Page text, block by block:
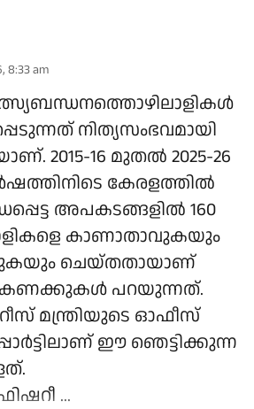
8:33 am
നിത്യസംഭവമായി
2015-16 മുതൽ 2025-26
കേരളത്തിൽ
അപകടങ്ങളിൽ 160
കാണാതാവുകയും
ചെയ്തതായാണ്
പറയുന്നത്.
മന്ത്രിയുടെ ഓഫീസ്
ഈ ഞെട്ടിക്കുന്ന
...